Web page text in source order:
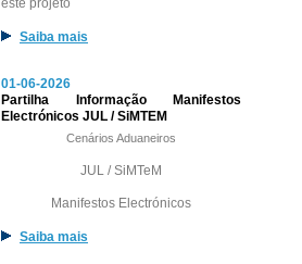
este projeto
Saiba mais
01-06-2026
Partilha Informação Manifestos
Electrónicos JUL / SiMTEM
Cenários Aduaneiros
JUL / SiMTeM
Manifestos Electrónicos
Saiba mais